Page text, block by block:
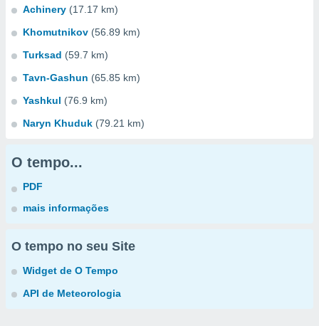
Achinery (17.17 km)
Khomutnikov (56.89 km)
Turksad (59.7 km)
Tavn-Gashun (65.85 km)
Yashkul (76.9 km)
Naryn Khuduk (79.21 km)
O tempo...
PDF
mais informações
O tempo no seu Site
Widget de O Tempo
API de Meteorologia